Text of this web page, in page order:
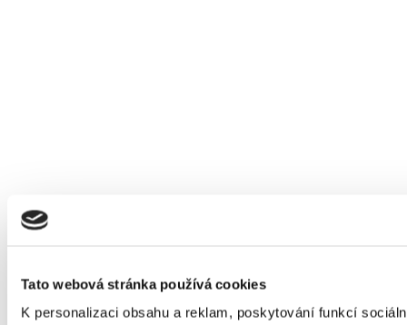
Tato webová stránka používá cookies
K personalizaci obsahu a reklam, poskytování funkcí